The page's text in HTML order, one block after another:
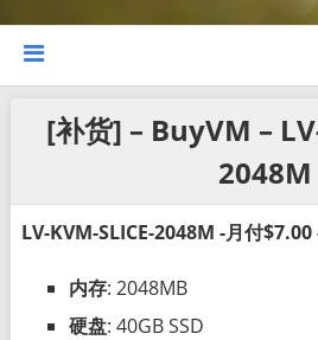
[补货] – BuyVM –
2048M
LV-KVM-SLICE-2048M -月付
内存: 2048MB
硬盘: 40GB SSD